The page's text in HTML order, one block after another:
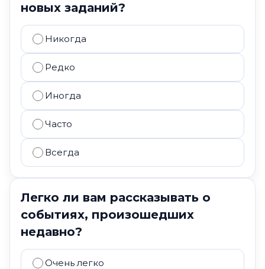
новых заданий?
Никогда
Редко
Иногда
Часто
Всегда
Легко ли вам рассказывать о
событиях, произошедших
недавно?
Очень легко